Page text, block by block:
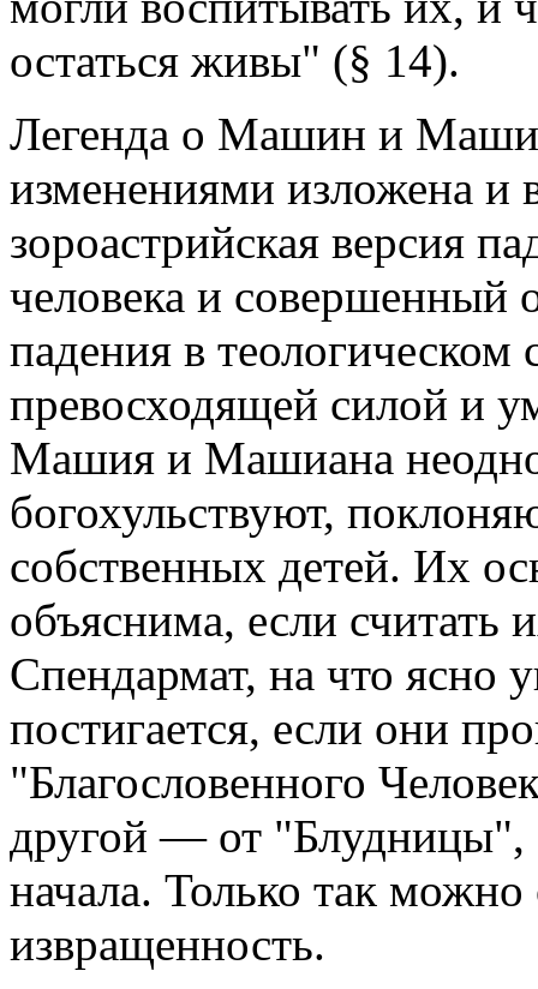
остаться живы" (§ 14).
Легенда о Машин и
изменениями изложена и
зороастрийская версия
человека и совершенный
падения в
превосходящей силой и
Машия и Машиана
богохульствуют,
собственных детей. Их
объяснима, если считать
Спендармат, на что ясно
постигается, если они
"Благословенного
другой — от "Блудницы",
начала. Только так
извращенность.